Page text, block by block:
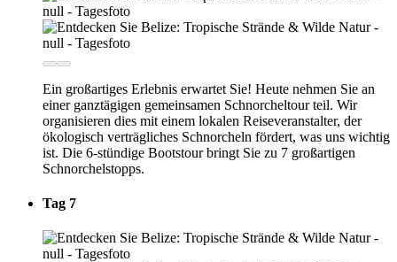
Ein großartiges Erlebnis erwartet Sie! Heute nehmen Sie an
einer ganztägigen gemeinsamen Schnorcheltour teil. Wir
organisieren dies mit einem lokalen Reiseveranstalter, der
ökologisch verträgliches Schnorcheln fördert, was uns wichtig
ist. Die 6-stündige Bootstour bringt Sie zu 7 großartigen
Schnorchelstopps.
Tag 7